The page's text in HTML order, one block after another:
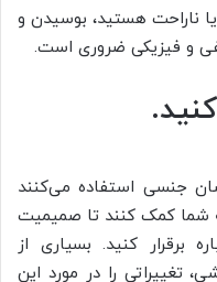
ناراحت هستید، بوسیدن و
و فیزیکی ضروری است.
جنسی استفاده می‌کنند
به شما کمک کنند تا صمیمیت
برقرار کنید. بسیاری از
تغییراتی را در مورد این